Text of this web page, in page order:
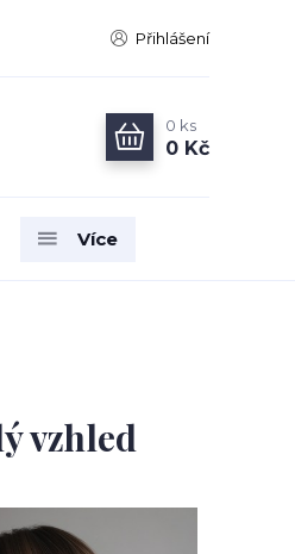
Přihlášení
0 ks
0 Kč
Více
vzhled